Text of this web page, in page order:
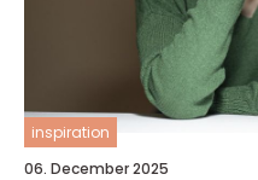
inspiration
06. December 2025